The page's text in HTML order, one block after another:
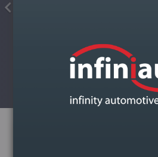
Visualizar